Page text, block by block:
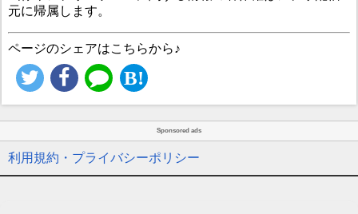
元に帰属します。
ページのシェアはこちらから♪
Sponsored ads
利用規約・プライバシーポリシー